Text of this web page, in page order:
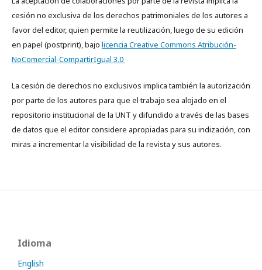
cesión no exclusiva de los derechos patrimoniales de los autores a
favor del editor, quien permite la reutilización, luego de su edición
en papel (postprint), bajo licencia Creative Commons Atribución-
NoComercial-CompartirIgual 3.0
La cesión de derechos no exclusivos implica también la autorización
por parte de los autores para que el trabajo sea alojado en el
repositorio institucional de la UNT y difundido a través de las bases
de datos que el editor considere apropiadas para su indización, con
miras a incrementar la visibilidad de la revista y sus autores.
Idioma
English